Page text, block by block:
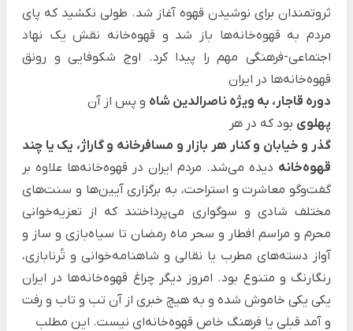
ثروتمندان برای نوشیدن قهوه آغاز شد. طولی نکشید که پای
مردم به قهوه‌خانه‌ها باز شد و قهوه‌خانه نقش یک نهاد
اجتماعی-فرهنگی مهم را پیدا کرد. اوج شکوفایی و رونق
قهوه‌خانه‌ها در ایران
دوره قاجار، به ویژه ناصرالدین شاه و پس از آن
پهلوی بود که در هر
گذر و خیابان و کنار هر بازار و مسافرخانه و گاراژ، یک یا چند
قهوه‌خانه دیده می‌شد. مردم ایران در قهوه‌خانه‌ها علاوه بر
گفت‌وگو معاشرت و استراحت، به برگزاری آیین‌ها و سنت‌های
مختلف شادی و سوگواری می‌پرداختند که از تعزیه‌خوانی
محرم و مراسم افطار و سحر ماه رمضان تا سیاه‌بازی و ساز و
آواز دسته‌های مطرب یا نقالی و شاهنامه‌خوانی و تُرنابازی،
رنگارنگ و متنوع بود. امروز دیگر چراغ قهوه‌خانه‌ها در ایران
یکی یکی خاموش شده و به هیچ خبری از آن تب و تاب و رفت
و آمد قبلی یا فرهنگ خاص قهوه‌خانه‌ای نیست. این مطلب